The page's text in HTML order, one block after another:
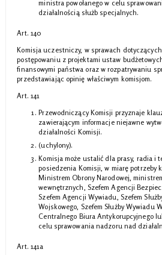
ministra powołanego w celu
działalnością służb specjalnych.
Art. 140
Komisja uczestniczy, w sprawach
postępowaniu z projektami ustaw
finansowymi państwa oraz w rozpatrywaniu
przedstawiając opinię właściwym komisjom.
Art. 141
Przewodniczący Komisji przyznaje
zawierającym informacje niejawne
działalności Komisji.
(uchylony).
Komisja może ustalić dla prasy, radia i
posiedzenia Komisji, w miarę potrzeby
Ministrem Obrony Narodowej,
wewnętrznych, Szefem Agencji
Szefem Agencji Wywiadu, Szefem
Wojskowego, Szefem Służby Wywiadu
Centralnego Biura Antykorupcyjnego
celu sprawowania nadzoru nad
Art. 141a